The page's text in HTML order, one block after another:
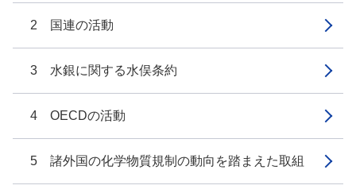
2 国連の活動
3 水銀に関する水俣条約
4 OECDの活動
5 諸外国の化学物質規制の動向を踏まえた取組